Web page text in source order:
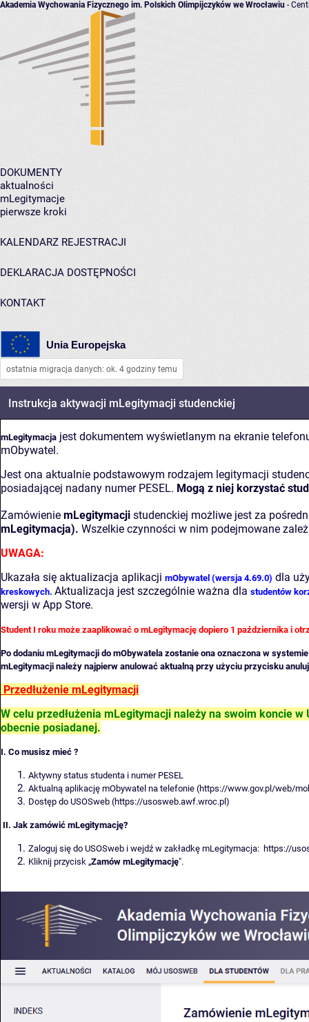
Akademia Wychowania Fizycznego im. Polskich Olimpijczyków we Wrocławiu -
DOKUMENTY
aktualności
mLegitymacje
pierwsze kroki
KALENDARZ REJESTRACJI
DEKLARACJA DOSTĘPNOŚCI
KONTAKT
Unia Europejska
ostatnia migracja danych: ok. 4 godziny temu
Instrukcja aktywacji mLegitymacji studenckiej
mLegitymacja jest dokumentem wyświetlanym na ekranie
mObywatel.
Jest ona aktualnie podstawowym rodzajem legitymacji
posiadającej nadany numer PESEL. Mogą z niej korzystać
Zamówienie mLegitymacji studenckiej możliwe jest za
mLegitymacja). Wszelkie czynności w nim podejmowane
UWAGA:
Ukazała się aktualizacja aplikacji mObywatel (wersja 4.69.0) dla
kreskowych. Aktualizacja jest szczególnie ważna dla studentów
wersji w App Store.
Student I roku może zaaplikować o mLegitymację dopiero 1 października i
Po dodaniu mLegitymacji do mObywatela zostanie ona oznaczona w
mLegitymacji należy najpierw anulować aktualną przy użyciu przycisku
Przedłużenie mLegitymacji
W celu przedłużenia mLegitymacji należy na swoim koncie
obecnie posiadanej.
I. Co musisz mieć ?
Aktywny status studenta i numer PESEL
Aktualną aplikację mObywatel na telefonie (https://www.gov.pl/web/
Dostęp do USOSweb (https://usosweb.awf.wroc.pl)
II. Jak zamówić mLegitymację?
Zaloguj się do USOSweb i wejdź w zakładkę mLegitymacja: https://
Kliknij przycisk „Zamów mLegitymację".